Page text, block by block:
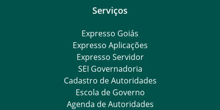
Serviços
Expresso Goiás
Expresso Aplicações
Expresso Servidor
SEI Governadoria
Cadastro de Autoridades
Escola de Governo
Agenda de Autoridades